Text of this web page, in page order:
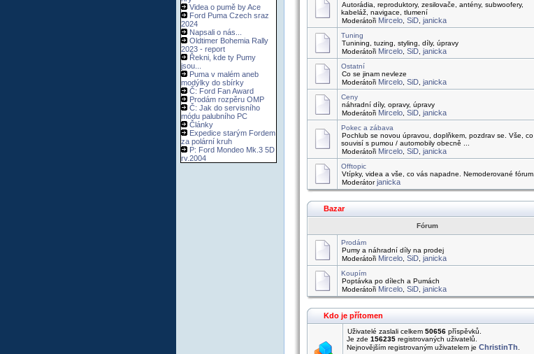
Videa o pumě by Ace
Ford Puma Czech sraz
2024
Napsali o nás...
Oldtimer Bohemia Rally
2023 - report
Řekni, kde ty Pumy
jsou...
Puma v malém aneb
modýlky do sbírky
Č: Ford Fan Award
Prodám rozpěru OMP
Č: Jak do servisního
módu palubního PC
Články
Expedice starým Fordem
za polární kruh
P: Ford Mondeo Mk.3 5D
rv.2004
Autorádia, reproduktory, zesilovače, antény, subwoofery,
kabeláž, navigace, tlumení
Moderátoři Mircelo SiD janicka
Tuning
Tunining, tuzing, styling, díly, úpravy
Moderátoři Mircelo SiD janicka
Ostatní
Co se jinam nevleze
Moderátoři Mircelo SiD janicka
Ceny
náhradní díly, opravy, úpravy
Moderátoři Mircelo SiD janicka
Pokec a zábava
Pochlub se novou úpravou, doplňkem, pozdrav se. Vše, co
souvisí s pumou / automobily obecně ...
Moderátoři Mircelo SiD janicka
Offtopic
Vtípky, videa a vše, co vás napadne. Nemoderované fórum.
Moderátorjanicka
Bazar
Fórum
Prodám
Pumy a náhradní díly na prodej
Moderátoři Mircelo SiD janicka
Koupím
Poptávka po dílech a Pumách
Moderátoři Mircelo SiD janicka
Kdo je přítomen
Uživatelé zaslali celkem 50656 příspěvků.
Je zde 156235 registrovaných uživatelů.
Nejnovějším registrovaným uživatelem je ChristinTh